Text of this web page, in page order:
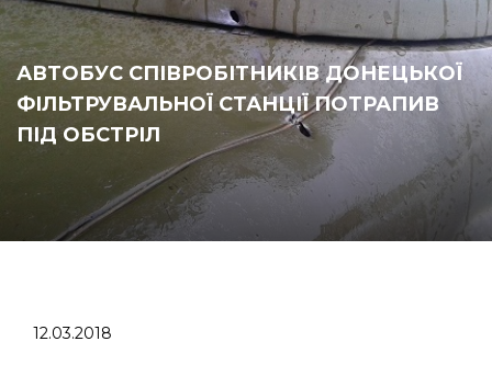
АВТОБУС СПІВРОБІТНИКІВ ДОНЕЦЬКОЇ
ФІЛЬТРУВАЛЬНОЇ СТАНЦІЇ ПОТРАПИВ
ПІД ОБСТРІЛ
12.03.2018